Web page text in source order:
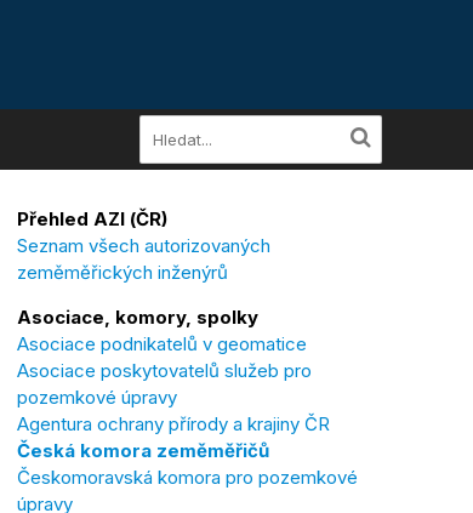
Přehled AZI (ČR)
Seznam všech autorizovaných
zeměměřických inženýrů
Asociace, komory, spolky
Asociace podnikatelů v geomatice
Asociace poskytovatelů služeb pro
pozemkové úpravy
Agentura ochrany přírody a krajiny ČR
Česká komora zeměměřičů
Českomoravská komora pro pozemkové
úpravy